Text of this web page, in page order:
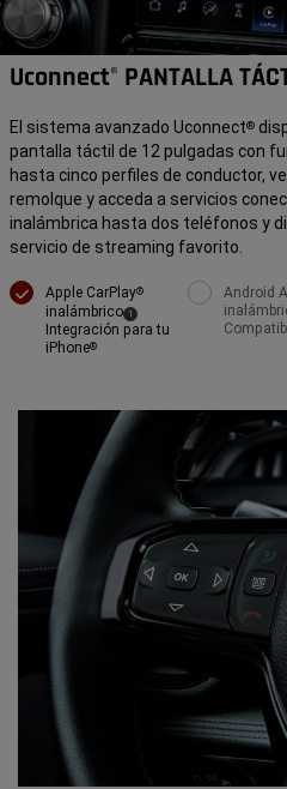
Uconnect® PANTALLA
El sistema avanzado Uconnect®
pantalla táctil de 12 pulgadas con
hasta cinco perfiles de conductor,
remolque y acceda a servicios
inalámbrica hasta dos teléfonos y
servicio de streaming favorito.
Apple CarPlay®
inalámbrico (
Disclosure
1 )
Integración para tu
iPhone®
Android